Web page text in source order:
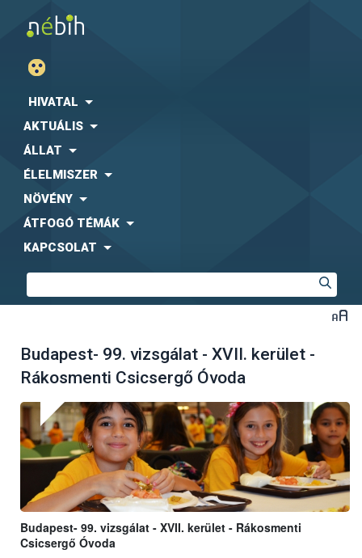
HIVATAL
AKTUÁLIS
ÁLLAT
ÉLELMISZER
NÖVÉNY
ÁTFOGÓ TÉMÁK
KAPCSOLAT
Budapest- 99. vizsgálat - XVII. kerület -
Rákosmenti Csicsergő Óvoda
Budapest- 99. vizsgálat - XVII. kerület - Rákosmenti
Csicsergő Óvoda